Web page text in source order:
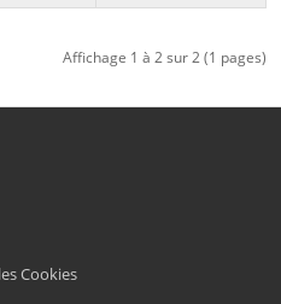
Affichage 1 à 2 sur 2 (1 pages)
Cookies